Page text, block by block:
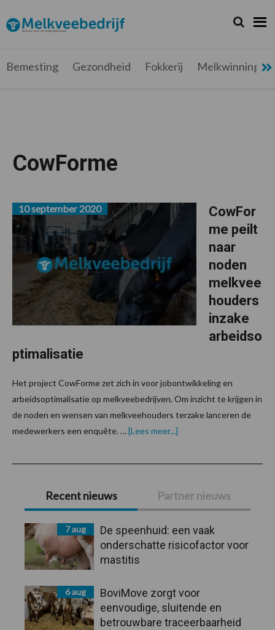
de
hoofdnavigatie
de
hoofd
de
eerste
de
voettekst
Melkveebedrijf.be
Nieuws
melkveehouder
Zoeken...
Zoek
Bemesting Gezondheid Fokkerij Melkwinning
CowForme
CowFor
me peilt
naar
noden
melkvee
houders
inzake
arbeidso
ptimalisatie
10 september 2020
Het project CowForme zet zich in voor jobontwikkeling en
arbeidsoptimalisatie op melkveebedrijven. Om inzicht te krijgen in
de noden en wensen van melkveehouders terzake lanceren de
medewerkers een enquête. …[Lees meer...]
arbeidsoptimalisatie
Primaire
Sidebar
Recent nieuws Partner nieuws
7 aug
De speenhuid: een vaak
onderschatte risicofactor voor
mastitis
6 aug
BoviMove zorgt voor
eenvoudige, sluitende en
betrouwbare traceerbaarheid